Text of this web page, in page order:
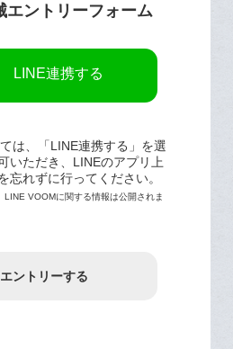
エントリーフォーム
LINE連携する
は、「LINE連携する」を選
いただき、LINEのアプリ上
忘れずに行ってください。
VOOMに関する情報は公開されま
ントリーする